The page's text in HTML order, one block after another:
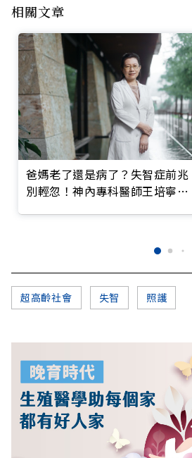
相關文章
爸媽老了還是病了？失智症前兆
別輕忽！神內專科醫師王培寧呼
超高齡社會 失智 照護